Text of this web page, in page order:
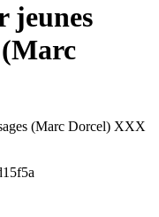
jeunes
(Marc
(Marc Dorcel) XXX